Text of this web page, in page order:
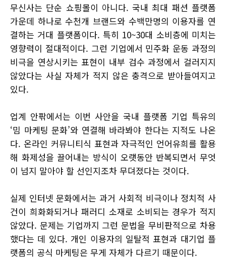
무신사는 단순 쇼핑몰이 아니다. 국내 최대 패션 플랫폼
가운데 하나로 수천개 브랜드와 수백만명의 이용자를 연
결하는 거대 플랫폼이다. 특히 10~30대 소비층에 미치는
영향력이 절대적이다. 그런 기업에서 민주화 운동 과정의
비극을 연상시키는 표현이 내부 검수 과정에서 걸러지지
않았다는 사실 자체가 적지 않은 충격으로 받아들여지고
있다.
업계 안팎에서는 이번 사안을 국내 플랫폼 기업 특유의
‘밈 마케팅 문화’와 연결해 바라봐야 한다는 지적도 나온
다. 온라인 커뮤니티식 표현과 자극적인 언어유희를 활용
해 화제성을 끌어내는 방식이 오랫동안 반복되면서 무엇
이 넘지 말아야 할 선인지조차 무뎌졌다는 것이다.
실제 인터넷 문화에서는 과거 사회적 비극이나 정치적 사
건이 희화화되거나 패러디 소재로 소비되는 경우가 적지
않았다. 문제는 기업까지 그런 문법을 무비판적으로 차용
했다는 데 있다. 개인 이용자의 일탈적 표현과 대기업 플
랫폼의 공식 마케팅은 무게 자체가 다르기 때문이다.